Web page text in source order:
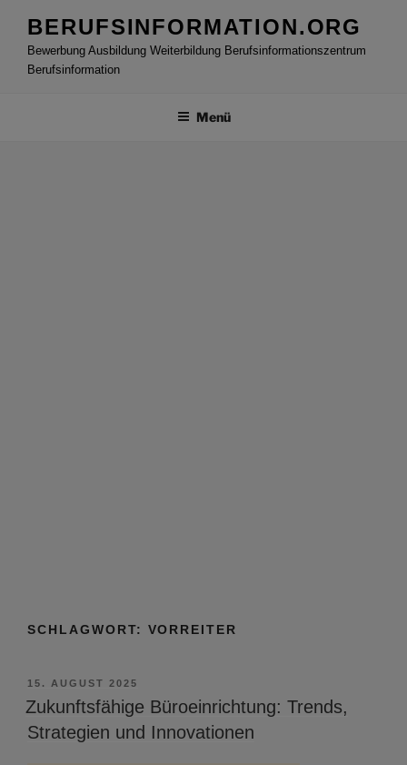
Inhalt
springen
BERUFSINFORMATION.ORG
Bewerbung Ausbildung Weiterbildung Berufsinformationszentrum
Berufsinformation
Menü
SCHLAGWORT: VORREITER
VERÖFFENTLICHT
AM
15. AUGUST 2025
Zukunftsfähige Büroeinrichtung: Trends,
Strategien und Innovationen